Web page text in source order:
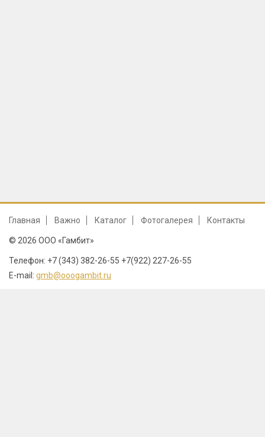
Главная Важно Каталог Фотогалерея Контакты
© 2026 ООО «Гамбит»
Телефон: +7 (343) 382-26-55 +7(922) 227-26-55
E-mail: gmb@ooogambit.ru